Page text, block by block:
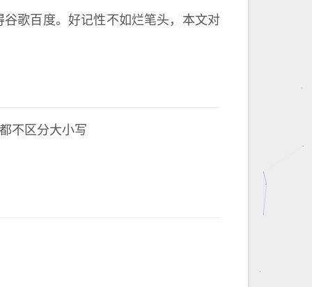
歌百度。好记性不如烂笔头，本文对
不区分大小写